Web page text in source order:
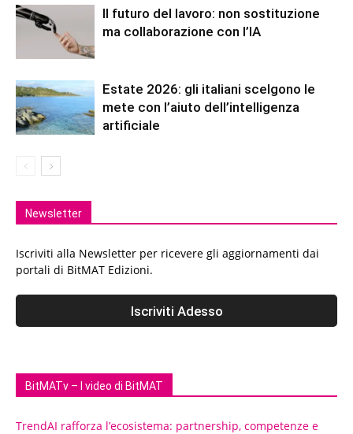
Il futuro del lavoro: non sostituzione
ma collaborazione con l’IA
Estate 2026: gli italiani scelgono le
mete con l’aiuto dell’intelligenza
artificiale
Newsletter
Iscriviti alla Newsletter per ricevere gli aggiornamenti dai
portali di BitMAT Edizioni.
BitMATv – I video di BitMAT
TrendAI rafforza l’ecosistema: partnership, competenze e